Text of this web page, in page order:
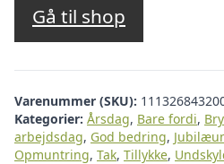
Gå til shop
Varenummer (SKU):
Kategorier: Årsdag, Bare fordi,
arbejdsdag, God bedring,
Opmuntring, Tak, Tillykke,